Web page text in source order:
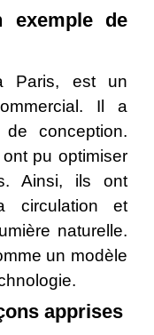
de
Paris, est un
Il a
conception.
pu optimiser
Ainsi, ils ont
circulation et
naturelle.
un modèle
apprises